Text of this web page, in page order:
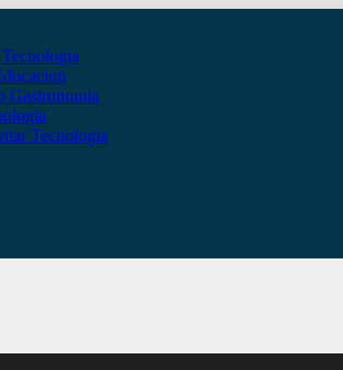
Tecnologia
Gastronomia
Tecnologia